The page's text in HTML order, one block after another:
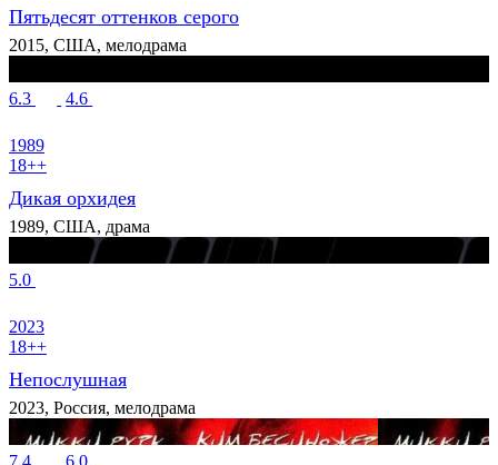
Пятьдесят оттенков серого
2015, США, мелодрама
6.3 4.6
1989
18++
Дикая орхидея
1989, США, драма
5.0
2023
18++
Непослушная
2023, Россия, мелодрама
7.4 6.0